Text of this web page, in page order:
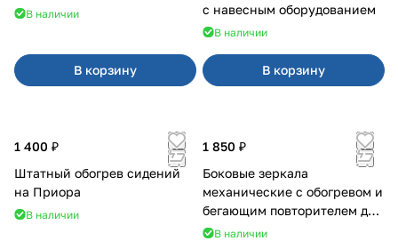
В наличии
В корзину
с навесным оборудованием
В наличии
В корзину
1 400 ₽
Штатный обогрев сидений
на Приора
В наличии
1 850 ₽
Боковые зеркала
механические с обогревом и
бегающим повторителем для
4х4В наличии